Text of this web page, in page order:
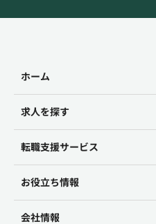
ホーム
求人を探す
転職支援サービス
お役立ち情報
会社情報